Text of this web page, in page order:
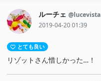
ルーチェ @lucevista
2019-04-20 01:39
とても良い
リゾットさん惜しかった…！